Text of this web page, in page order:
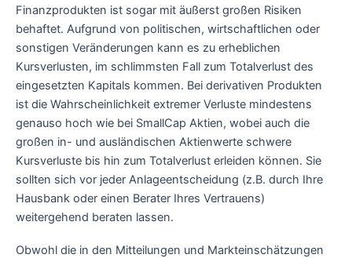
Finanzprodukten ist sogar mit äußerst großen Risiken
behaftet. Aufgrund von politischen, wirtschaftlichen oder
sonstigen Veränderungen kann es zu erheblichen
Kursverlusten, im schlimmsten Fall zum Totalverlust des
eingesetzten Kapitals kommen. Bei derivativen Produkten
ist die Wahrscheinlichkeit extremer Verluste mindestens
genauso hoch wie bei SmallCap Aktien, wobei auch die
großen in- und ausländischen Aktienwerte schwere
Kursverluste bis hin zum Totalverlust erleiden können. Sie
sollten sich vor jeder Anlageentscheidung (z.B. durch Ihre
Hausbank oder einen Berater Ihres Vertrauens)
weitergehend beraten lassen.
Obwohl die in den Mitteilungen und Markteinschätzungen